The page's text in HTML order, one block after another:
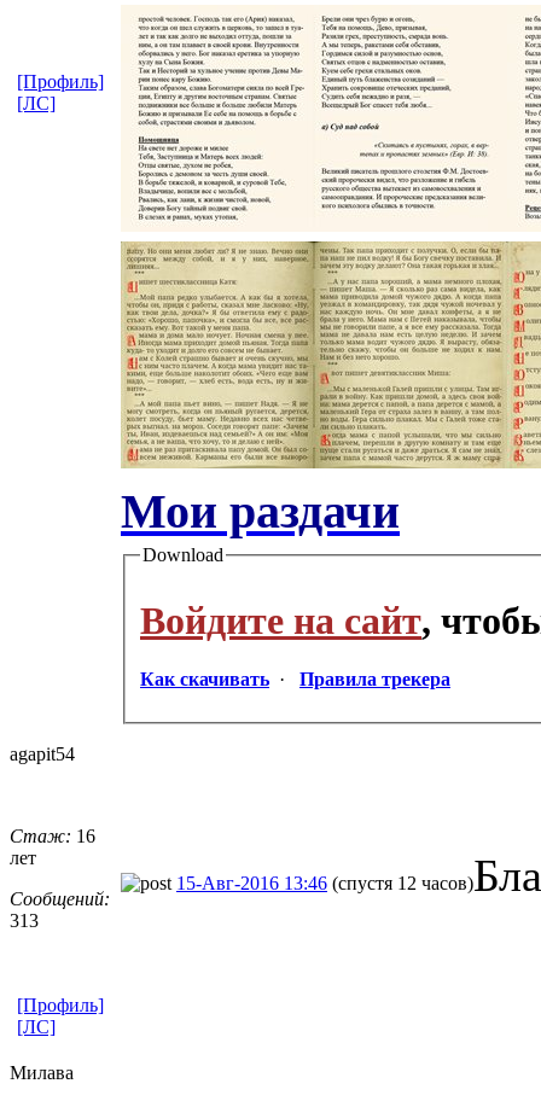
Мои раздачи
Download
Войдите на сайт,
Как скачивать · Правила трекера
[Профиль]
[ЛС]
agapit54
Стаж: 16
лет
Сообщений:
313
15-Авг-2016 13:46 (спустя 12 часов)
[Профиль]
[ЛС]
Милава